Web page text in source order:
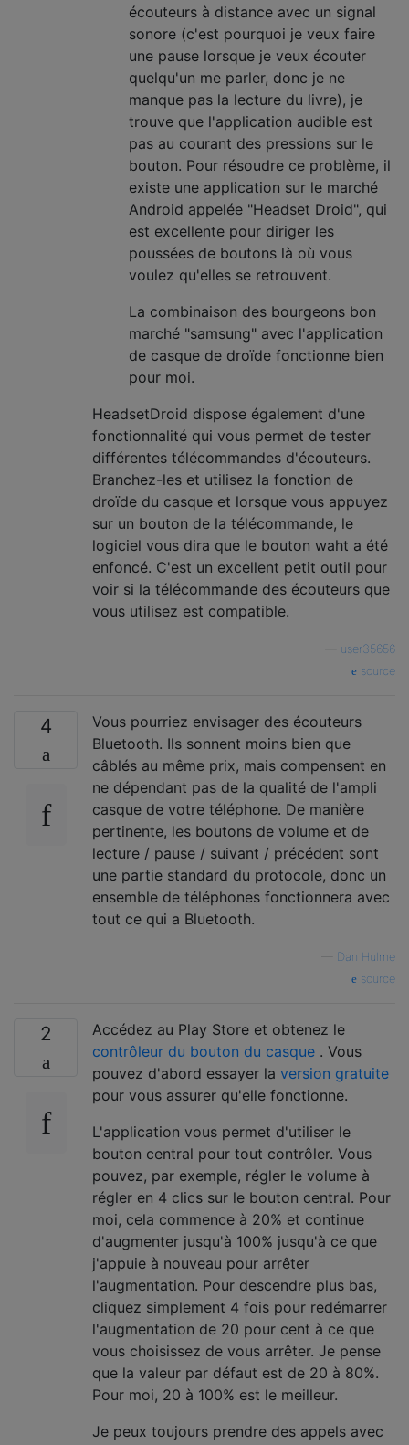
écouteurs à distance avec un signal
sonore (c'est pourquoi je veux faire
une pause lorsque je veux écouter
quelqu'un me parler, donc je ne
manque pas la lecture du livre), je
trouve que l'application audible est
pas au courant des pressions sur le
bouton. Pour résoudre ce problème, il
existe une application sur le marché
Android appelée "Headset Droid", qui
est excellente pour diriger les
poussées de boutons là où vous
voulez qu'elles se retrouvent.
La combinaison des bourgeons bon
marché "samsung" avec l'application
de casque de droïde fonctionne bien
pour moi.
HeadsetDroid dispose également d'une
fonctionnalité qui vous permet de tester
différentes télécommandes d'écouteurs.
Branchez-les et utilisez la fonction de
droïde du casque et lorsque vous appuyez
sur un bouton de la télécommande, le
logiciel vous dira que le bouton waht a été
enfoncé. C'est un excellent petit outil pour
voir si la télécommande des écouteurs que
vous utilisez est compatible.
user35656
source
4
Vous pourriez envisager des écouteurs
Bluetooth. Ils sonnent moins bien que
câblés au même prix, mais compensent en
ne dépendant pas de la qualité de l'ampli
casque de votre téléphone. De manière
pertinente, les boutons de volume et de
lecture / pause / suivant / précédent sont
une partie standard du protocole, donc un
ensemble de téléphones fonctionnera avec
tout ce qui a Bluetooth.
Dan Hulme
source
2
Accédez au Play Store et obtenez le
contrôleur du bouton du casque . Vous
pouvez d'abord essayer la version gratuite
pour vous assurer qu'elle fonctionne.
L'application vous permet d'utiliser le
bouton central pour tout contrôler. Vous
pouvez, par exemple, régler le volume à
régler en 4 clics sur le bouton central. Pour
moi, cela commence à 20% et continue
d'augmenter jusqu'à 100% jusqu'à ce que
j'appuie à nouveau pour arrêter
l'augmentation. Pour descendre plus bas,
cliquez simplement 4 fois pour redémarrer
l'augmentation de 20 pour cent à ce que
vous choisissez de vous arrêter. Je pense
que la valeur par défaut est de 20 à 80%.
Pour moi, 20 à 100% est le meilleur.
Je peux toujours prendre des appels avec